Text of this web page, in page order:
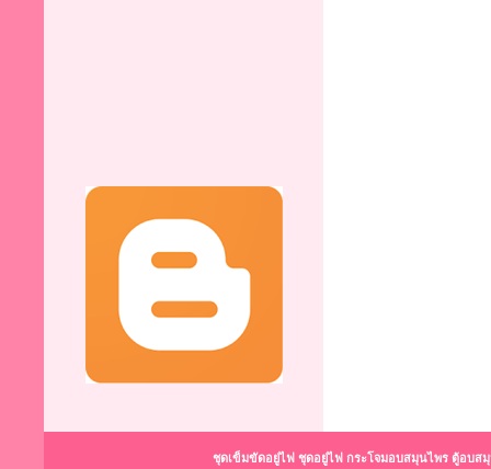
ชุดเข็มขัดอยู่ไฟ ชุดอยู่ไฟ กระโจมอบสมุนไพร ตู้อบส